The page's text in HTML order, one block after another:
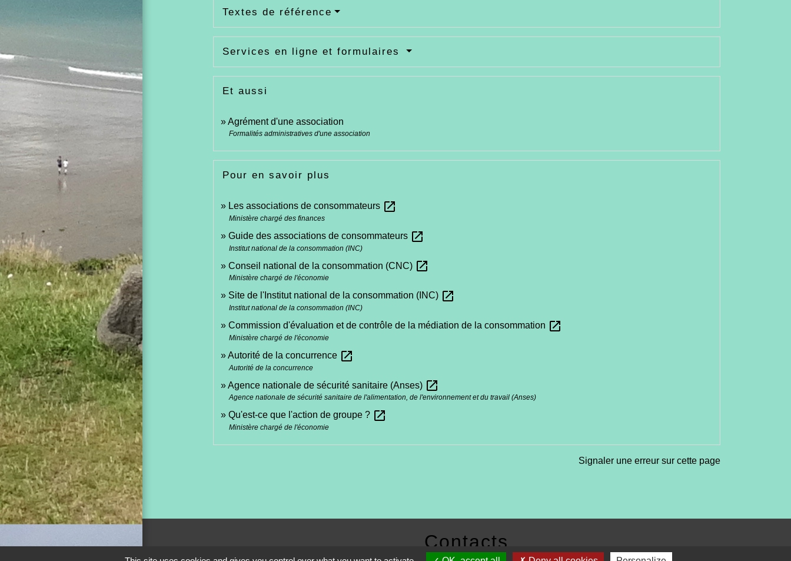
Textes de référence
Services en ligne et formulaires
Et aussi
Agrément d'une association
Formalités administratives d'une association
Pour en savoir plus
Les associations de consommateurs open_in_new
Ministère chargé des finances
Guide des associations de consommateurs open_in_new
Institut national de la consommation (INC)
Conseil national de la consommation (CNC) open_in_new
Ministère chargé de l'économie
Site de l'Institut national de la consommation (INC) open_in_new
Institut national de la consommation (INC)
Commission d'évaluation et de contrôle de la médiation de la consommation open_in_new
Ministère chargé de l'économie
Autorité de la concurrence open_in_new
Autorité de la concurrence
Agence nationale de sécurité sanitaire (Anses) open_in_new
Agence nationale de sécurité sanitaire de l'alimentation, de l'environnement et du travail (Anses)
Qu'est-ce que l'action de groupe ? open_in_new
Ministère chargé de l'économie
Signaler une erreur sur cette page
Contacts